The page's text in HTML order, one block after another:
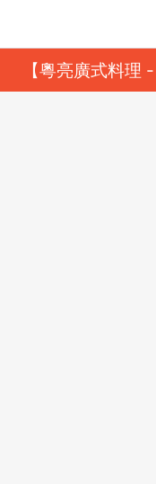
【粵亮廣式料理
8